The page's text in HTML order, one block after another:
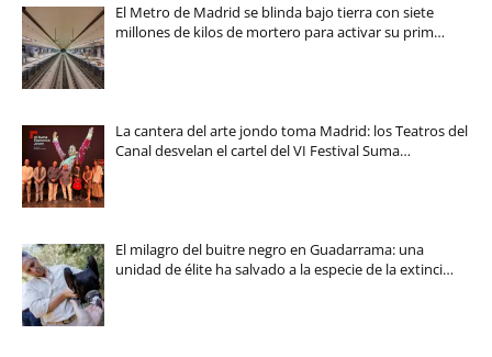
El Metro de Madrid se blinda bajo tierra con siete
millones de kilos de mortero para activar su prim…
La cantera del arte jondo toma Madrid: los Teatros del
Canal desvelan el cartel del VI Festival Suma…
El milagro del buitre negro en Guadarrama: una
unidad de élite ha salvado a la especie de la extinci…